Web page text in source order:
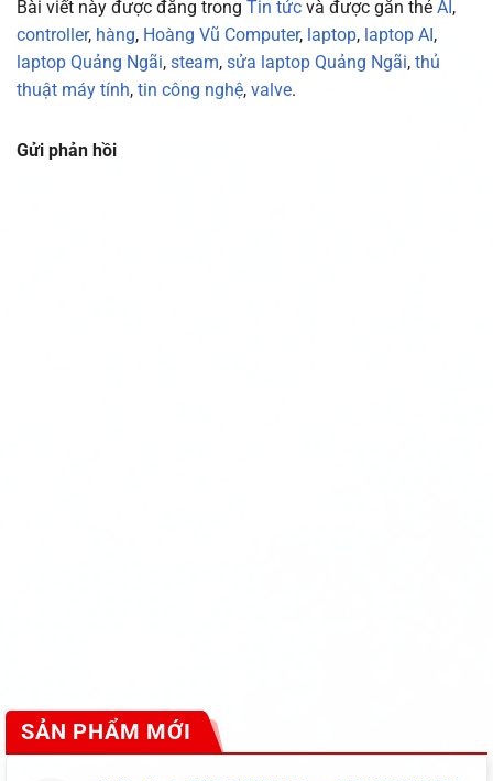
Bài viết này được đăng trong Tin tức và được gắn thẻ AI ,
controller, hàng, Hoàng Vũ Computer, laptop, laptop AI ,
laptop Quảng Ngãi, steam, sửa laptop Quảng Ngãi, thủ
thuật máy tính, tin công nghệ, valve.
Gửi phản hồi
SẢN PHẨM MỚI